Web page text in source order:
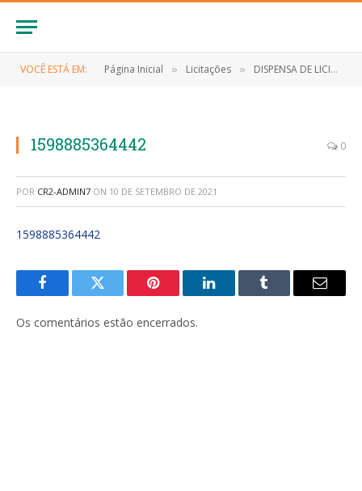
VOCÊ ESTÁ EM: Página Inicial » Licitações » DISPENSA DE LICITAÇÃO Nº 027/2020 (Contratação de empresa para aquisição de totem dispensador de álcool em gel)
1598885364442 0
POR CR2-ADMIN7 ON 10 DE SETEMBRO DE 2021
1598885364442
FacebookTwitter Pinterest LinkedInTumblr
E-
Os comentários estão encerrados.